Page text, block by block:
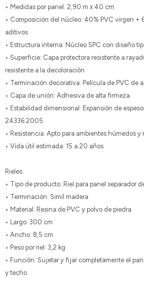
• Medidas por panel: 2,90 m x 40 cm
• Composición del núcleo: 40% PVC virgen +
aditivos
• Estructura interna: Núcleo SPC con diseño
• Superficie: Capa protectora resistente a
resistente a la decoloración
• Terminación decorativa: Película de PVC de
• Capa de unión: Adhesiva de alta firmeza
• Estabilidad dimensional: Expansión de
24336:2005
• Resistencia: Apto para ambientes húmedos y
• Vida útil estimada: 15 a 20 años
Rieles:
• Tipo de producto: Riel para panel separador
• Terminación: Simil madera
• Material: Resina de PVC y polvo de piedra
• Largo: 300 cm
• Ancho: 8,5 cm
• Peso por riel: 3,2 kg
• Función: Sujetar y fijar completamente el
y techo